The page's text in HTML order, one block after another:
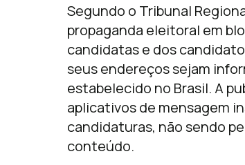
Segundo o Tribunal
propaganda eleitoral em
candidatas e dos
seus endereços sejam
estabelecido no Brasil. A
aplicativos de mensagem
candidaturas, não sendo
conteúdo.